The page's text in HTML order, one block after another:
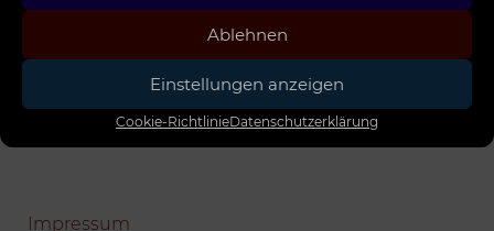
Ablehnen
Einstellungen anzeigen
Cookie-RichtlinieDatenschutzerklärung
Impressum